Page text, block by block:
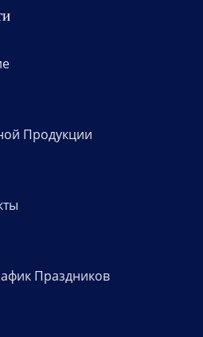
Продукции
Праздников